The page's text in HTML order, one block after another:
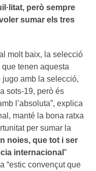
però sempre
sumar els tres
molt baix, la selecció
tenen aquesta
jugo amb la selecció,
sots-19, però és
l’absoluta”, explica
manté la bona ratxa
per sumar la
noies, que tot i ser
internacional ”
“estic convençut que